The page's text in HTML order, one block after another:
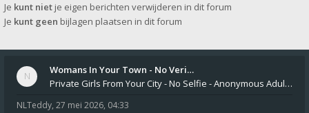
Je kunt niet je eigen berichten verwijderen in dit forum
Je kunt geen bijlagen plaatsen in dit forum
Womans In Your Town - No Veri…
Private Girls From Your City - No Selfie - Anonymous Adult Dating https://privatedates.live Private Girls In Your
NLTeddy, 27 mei 2026, 04:33